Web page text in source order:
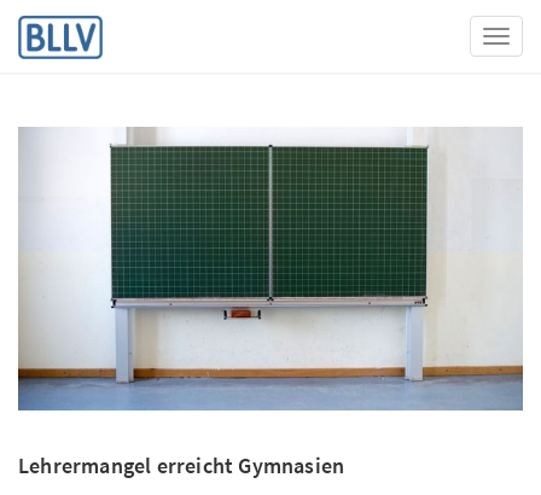
Lehrermangel erreicht Gymnasien